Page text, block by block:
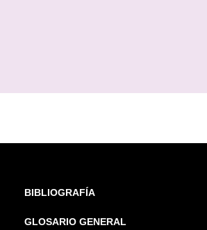
BIBLIOGRAFÍA
GLOSARIO GENERAL